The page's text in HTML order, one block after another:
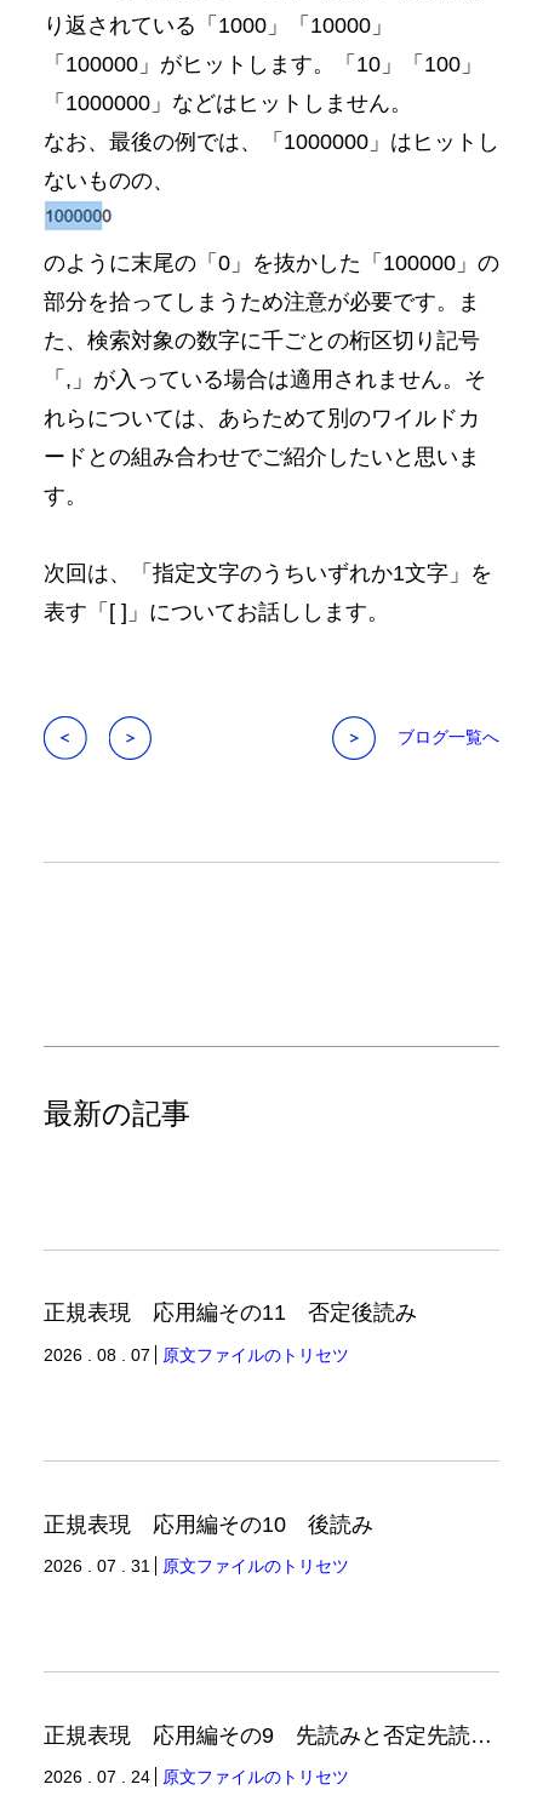
り返されている「1000」「10000」
「100000」がヒットします。「10」「100」
「1000000」などはヒットしません。
なお、最後の例では、「1000000」はヒットし
ないものの、
のように末尾の「0」を抜かした「100000」の
部分を拾ってしまうため注意が必要です。ま
た、検索対象の数字に千ごとの桁区切り記号
「,」が入っている場合は適用されません。そ
れらについては、あらためて別のワイルドカ
ードとの組み合わせでご紹介したいと思いま
す。
次回は、「指定文字のうちいずれか1文字」を
表す「[ ]」についてお話しします。
ブログ一覧へ
最新の記事
正規表現 応用編その11 否定後読み
2026 . 08 . 07 原文ファイルのトリセツ
正規表現 応用編その10 後読み
2026 . 07 . 31 原文ファイルのトリセツ
正規表現 応用編その9 先読みと否定先読みの例
2026 . 07 . 24 原文ファイルのトリセツ